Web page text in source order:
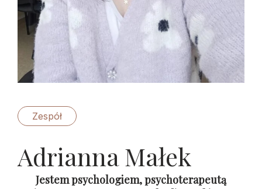
Zespół
Adrianna Małek
Jestem psychologiem, psychoterapeutą